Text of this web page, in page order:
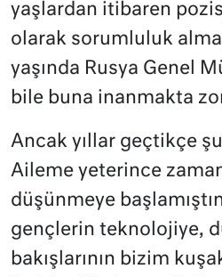
yaşlardan itibaren
olarak sorumluluk
yaşında Rusya Genel
bile buna inanmakta
Ancak yıllar geçtikçe
Aileme yeterince zaman
düşünmeye
gençlerin teknolojiye,
bakışlarının bizim